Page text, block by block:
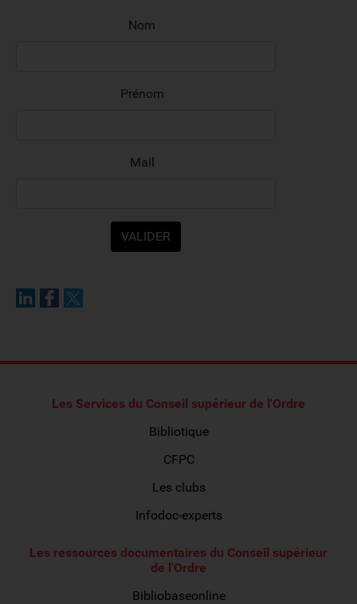
Nom
Prénom
Mail
Les Services du Conseil supérieur de l'Ordre
Bibliotique
CFPC
Les clubs
Infodoc-experts
Les ressources documentaires du Conseil supérieur
de l'Ordre
Bibliobaseonline